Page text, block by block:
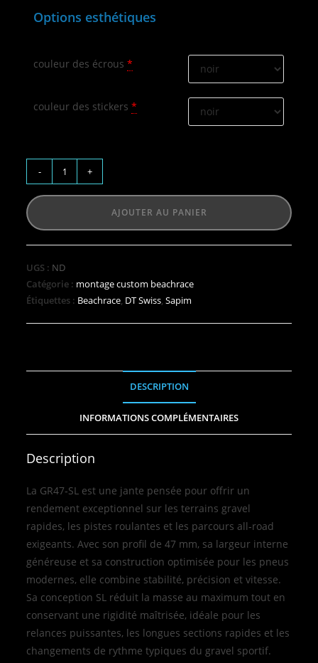
Options esthétiques
couleur des écrous *
couleur des stickers *
- +
AJOUTER AU PANIER
UGS : ND
Catégorie : montage custom beachrace
Étiquettes : Beachrace, DT Swiss,Sapim
DESCRIPTION
INFORMATIONS COMPLÉMENTAIRES
Description
La GR47‑SL est une jante pensée pour offrir un
rendement exceptionnel sur les terrains gravel
rapides, les pistes roulantes et les parcours all‑road
exigeants. Avec son profil de 47 mm, sa largeur interne
généreuse et sa construction optimisée pour les pneus
modernes, elle combine stabilité, précision et vitesse.
Sa conception SL réduit la masse au maximum tout en
conservant une rigidité maîtrisée, idéale pour les
relances puissantes, les longues sections rapides et les
changements de rythme typiques du gravel sportif.